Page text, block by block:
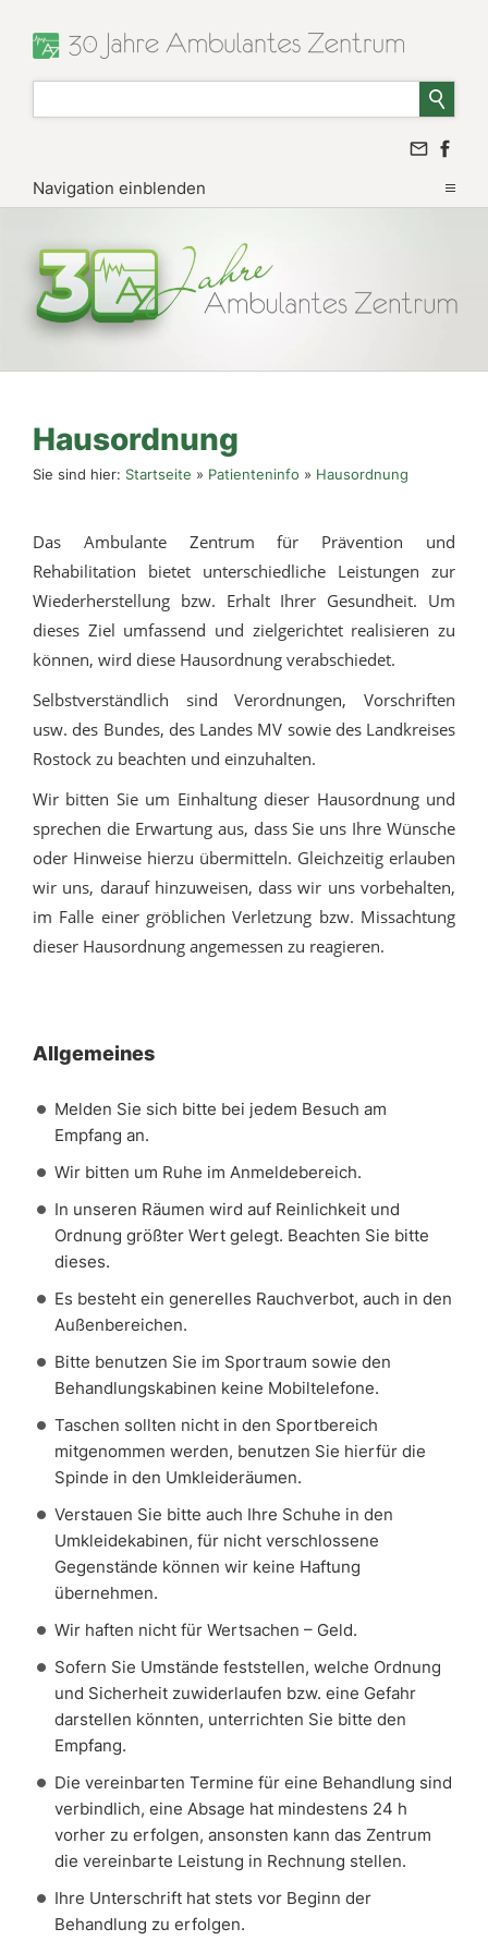
Navigation einblenden
Hausordnung
Sie sind hier: Startseite » Patienteninfo » Hausordnung
Das Ambulante Zentrum für Prävention und
Rehabilitation bietet unterschiedliche Leistungen zur
Wiederherstellung bzw. Erhalt Ihrer Gesundheit. Um
dieses Ziel umfassend und zielgerichtet realisieren zu
können, wird diese Hausordnung verabschiedet.
Selbstverständlich sind Verordnungen, Vorschriften
usw. des Bundes, des Landes MV sowie des Landkreises
Rostock zu beachten und einzuhalten.
Wir bitten Sie um Einhaltung dieser Hausordnung und
sprechen die Erwartung aus, dass Sie uns Ihre Wünsche
oder Hinweise hierzu übermitteln. Gleichzeitig erlauben
wir uns, darauf hinzuweisen, dass wir uns vorbehalten,
im Falle einer gröblichen Verletzung bzw. Missachtung
dieser Hausordnung angemessen zu reagieren.
Allgemeines
Melden Sie sich bitte bei jedem Besuch am
Empfang an.
Wir bitten um Ruhe im Anmeldebereich.
In unseren Räumen wird auf Reinlichkeit und
Ordnung größter Wert gelegt. Beachten Sie bitte
dieses.
Es besteht ein generelles Rauchverbot, auch in den
Außenbereichen.
Bitte benutzen Sie im Sportraum sowie den
Behandlungskabinen keine Mobiltelefone.
Taschen sollten nicht in den Sportbereich
mitgenommen werden, benutzen Sie hierfür die
Spinde in den Umkleideräumen.
Verstauen Sie bitte auch Ihre Schuhe in den
Umkleidekabinen, für nicht verschlossene
Gegenstände können wir keine Haftung
übernehmen.
Wir haften nicht für Wertsachen – Geld.
Sofern Sie Umstände feststellen, welche Ordnung
und Sicherheit zuwiderlaufen bzw. eine Gefahr
darstellen könnten, unterrichten Sie bitte den
Empfang.
Die vereinbarten Termine für eine Behandlung sind
verbindlich, eine Absage hat mindestens 24 h
vorher zu erfolgen, ansonsten kann das Zentrum
die vereinbarte Leistung in Rechnung stellen.
Ihre Unterschrift hat stets vor Beginn der
Behandlung zu erfolgen.